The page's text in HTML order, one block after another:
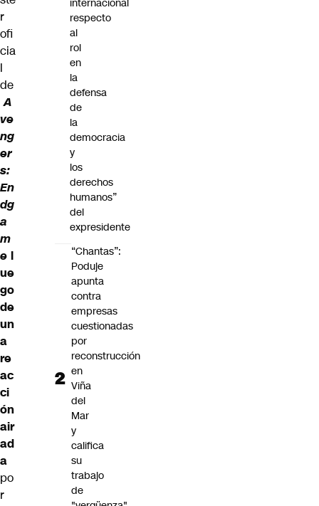
r
ofi
cia
l
de
A
ve
ng
er
s:
En
dg
a
m
e l
ue
go
de
un
a
re
ac
ci
ón
air
ad
a
po
r
internacional
respecto
al
rol
en
la
defensa
de
la
democracia
y
los
derechos
humanos”
del
expresidente
“Chantas”:
Poduje
apunta
contra
empresas
cuestionadas
por
reconstrucción
en
Viña
del
Mar
y
califica
su
trabajo
de